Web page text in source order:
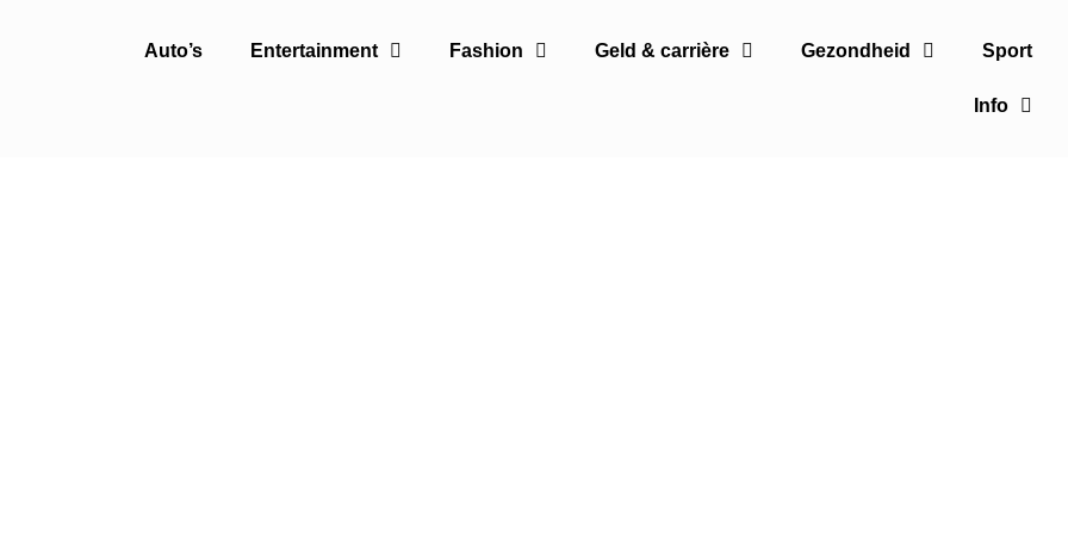
Auto’s Entertainment Fashion Geld & carrière Gezondheid Sport
Info